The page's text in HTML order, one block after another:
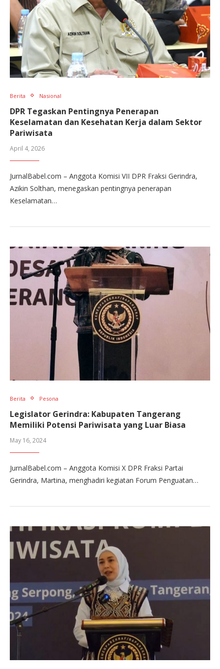
Berita Nasional
DPR Tegaskan Pentingnya Penerapan
Keselamatan dan Kesehatan Kerja dalam Sektor
Pariwisata
April 4, 2026
JurnalBabel.com – Anggota Komisi VII DPR Fraksi Gerindra,
Azikin Solthan, menegaskan pentingnya penerapan
Keselamatan…
Berita Pesona
Legislator Gerindra: Kabupaten Tangerang
Memiliki Potensi Pariwisata yang Luar Biasa
May 16, 2024
JurnalBabel.com – Anggota Komisi X DPR Fraksi Partai
Gerindra, Martina, menghadiri kegiatan Forum Penguatan…